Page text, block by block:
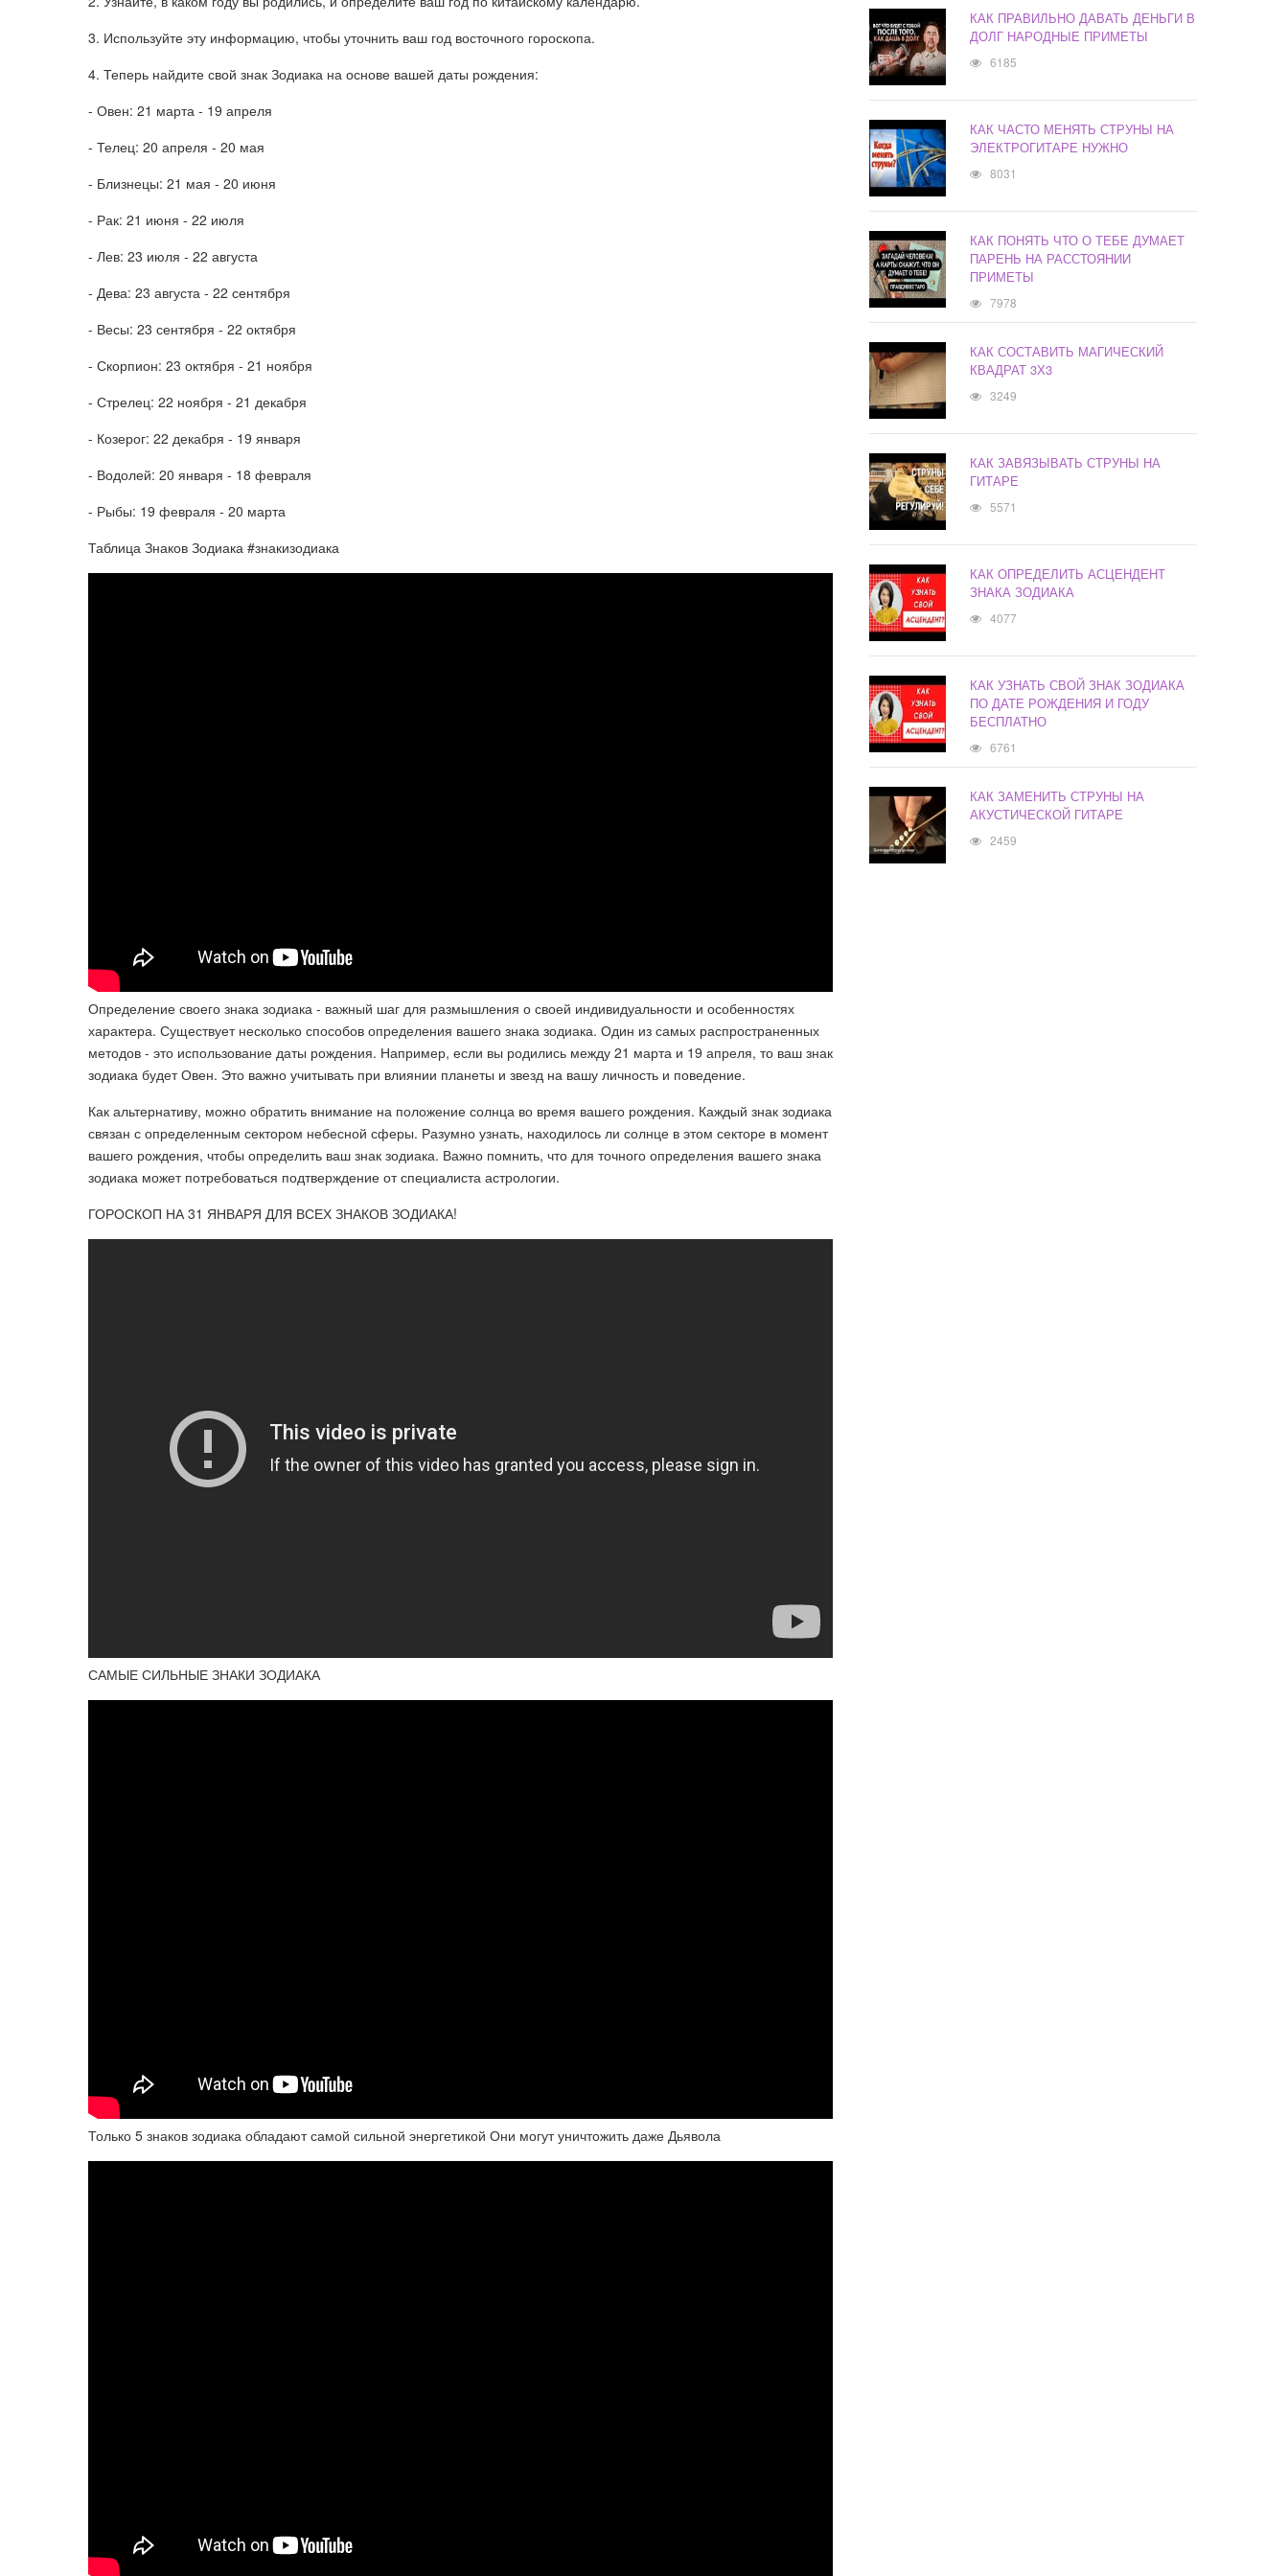
3. Используйте эту информацию, чтобы уточнить ваш год восточного гороскопа.
4. Теперь найдите свой знак Зодиака на основе вашей даты рождения:
- Овен: 21 марта - 19 апреля
- Телец: 20 апреля - 20 мая
- Близнецы: 21 мая - 20 июня
- Рак: 21 июня - 22 июля
- Лев: 23 июля - 22 августа
- Дева: 23 августа - 22 сентября
- Весы: 23 сентября - 22 октября
- Скорпион: 23 октября - 21 ноября
- Стрелец: 22 ноября - 21 декабря
- Козерог: 22 декабря - 19 января
- Водолей: 20 января - 18 февраля
- Рыбы: 19 февраля - 20 марта
Таблица Знаков Зодиака #знакизодиака
Определение своего знака зодиака - важный шаг для размышления о своей индивидуальности и особенностях
характера. Существует несколько способов определения вашего знака зодиака. Один из самых распространенных
методов - это использование даты рождения. Например, если вы родились между 21 марта и 19 апреля, то ваш знак
зодиака будет Овен. Это важно учитывать при влиянии планеты и звезд на вашу личность и поведение.
Как альтернативу, можно обратить внимание на положение солнца во время вашего рождения. Каждый знак зодиака
связан с определенным сектором небесной сферы. Разумно узнать, находилось ли солнце в этом секторе в момент
вашего рождения, чтобы определить ваш знак зодиака. Важно помнить, что для точного определения вашего знака
зодиака может потребоваться подтверждение от специалиста астрологии.
ГОРОСКОП НА 31 ЯНВАРЯ ДЛЯ ВСЕХ ЗНАКОВ ЗОДИАКА!
САМЫЕ СИЛЬНЫЕ ЗНАКИ ЗОДИАКА
Только 5 знаков зодиака обладают самой сильной энергетикой Они могут уничтожить даже Дьявола
КАК ПРАВИЛЬНО ДАВАТЬ ДЕНЬГИ В
ДОЛГ НАРОДНЫЕ ПРИМЕТЫ
6185
КАК ЧАСТО МЕНЯТЬ СТРУНЫ НА
ЭЛЕКТРОГИТАРЕ НУЖНО
8031
КАК ПОНЯТЬ ЧТО О ТЕБЕ ДУМАЕТ
ПАРЕНЬ НА РАССТОЯНИИ
ПРИМЕТЫ
7978
КАК СОСТАВИТЬ МАГИЧЕСКИЙ
КВАДРАТ 3Х3
3249
КАК ЗАВЯЗЫВАТЬ СТРУНЫ НА
ГИТАРЕ
5571
КАК ОПРЕДЕЛИТЬ АСЦЕНДЕНТ
ЗНАКА ЗОДИАКА
4077
КАК УЗНАТЬ СВОЙ ЗНАК ЗОДИАКА
ПО ДАТЕ РОЖДЕНИЯ И ГОДУ
БЕСПЛАТНО
6761
КАК ЗАМЕНИТЬ СТРУНЫ НА
АКУСТИЧЕСКОЙ ГИТАРЕ
2459